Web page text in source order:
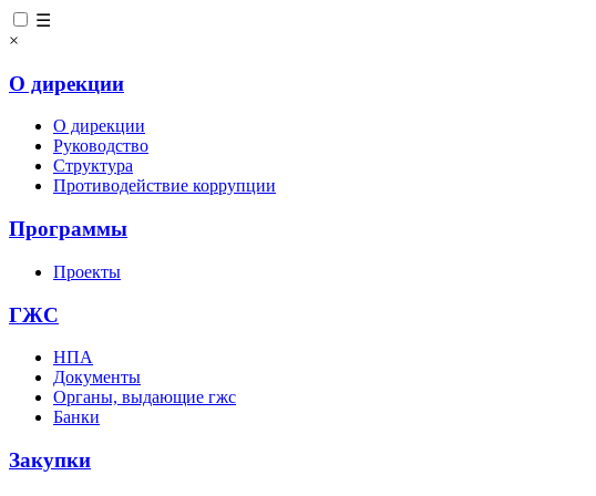
☰
×
О дирекции
О дирекции
Руководство
Структура
Противодействие коррупции
Программы
Проекты
ГЖС
НПА
Документы
Органы, выдающие гжс
Банки
Закупки